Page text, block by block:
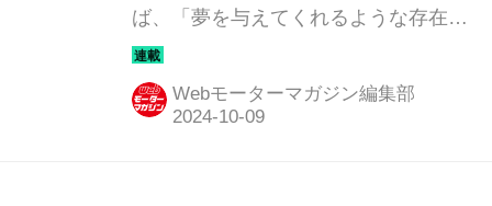
ば、「夢を与えてくれるような存在」
だ。ここでは、国内外のそんな魅力あ
るモデルたちを簡単に紹介していこ
う。今回は、BMW i4 M50（BMW i4
Webモーターマガジン編集部